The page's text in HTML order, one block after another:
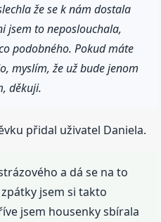
že se k nám dostala
jsem to neposlouchala,
podobného. Pokud máte
myslím, že už bude jenom
děkuji.
přidal uživatel Daniela.
a dá se na to
jsem si takto
jsem housenky sbírala